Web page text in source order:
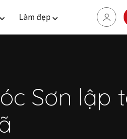
Làm đẹp
Sơn lập